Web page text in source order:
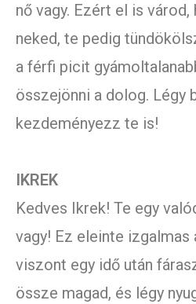
nő vagy. Ezért el is várod,
neked, te pedig
a férfi picit
összejönni a dolog. Légy
kezdeményezz te is!
IKREK
Kedves Ikrek! Te egy
vagy! Ez eleinte izgalmas
viszont egy idő után
össze magad, és légy